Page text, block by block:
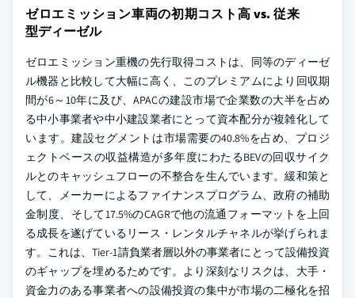
ゼロエミッション車両の初期コスト高 vs. 従来
型ディーゼル
ゼロエミッション重機の先行取得コストは、同等のディーゼ
ル機器と比較して大幅に高く、このプレミアムにより回収期
間が6～10年に及び、APACの建設市場で企業数の大半を占め
る中小事業者や中小建設業者にとって資本配分が複雑化して
います。建設セグメントは市場需要の40.8%を占め、プロジ
ェクトベースの収益構造が多年度にわたるBEVの回収サイク
ルとのキャッシュフローの不整合を生んでいます。緩和策と
して、メーカーによるファイナンスプログラム、政府の補助
金制度、そして17.5%のCAGRで他の流通フォーマットを上回
る成長を遂げているリース・レンタルチャネルが挙げられま
す。これは、Tier-1請負業者層以外の事業者にとって設備投資
のギャップを埋めるためです。より深刻なリスクは、大手・
資金力のある事業者への設備投資の集中が市場の二極化を招